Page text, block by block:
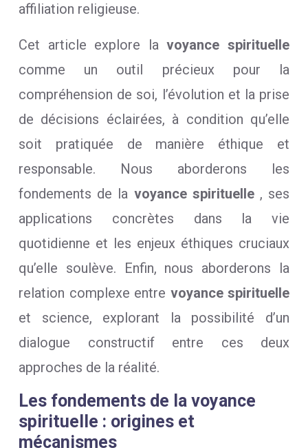
affiliation religieuse.
Cet article explore lavoyance spirituelle
comme un outil précieux pour la
compréhension de soi, l’évolution et la prise
de décisions éclairées, à condition qu’elle
soit pratiquée de manière éthique et
responsable. Nous aborderons les
fondements de la voyance spirituelle , ses
applications concrètes dans la vie
quotidienne et les enjeux éthiques cruciaux
qu’elle soulève. Enfin, nous aborderons la
relation complexe entre voyance spirituelle
et science, explorant la possibilité d’un
dialogue constructif entre ces deux
approches de la réalité.
Les fondements de la voyance
spirituelle : origines et
mécanismes